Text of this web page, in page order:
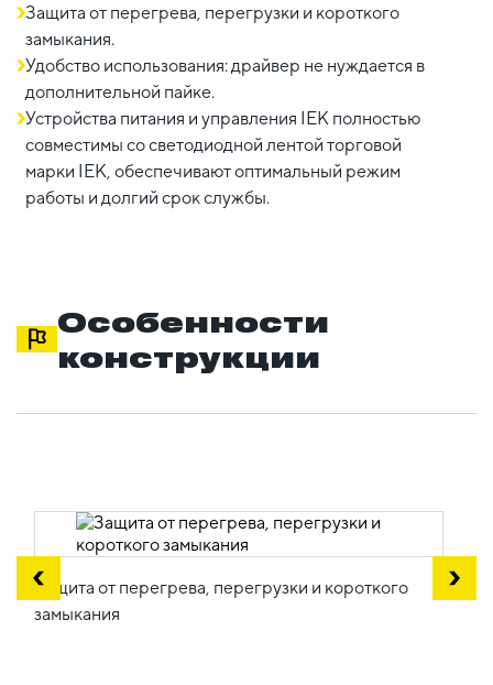
Защита от перегрева, перегрузки и короткого
замыкания.
Удобство использования: драйвер не нуждается в
дополнительной пайке.
Устройства питания и управления IEK полностью
совместимы со светодиодной лентой торговой
марки IEK, обеспечивают оптимальный режим
работы и долгий срок службы.
Особенности
конструкции
Защита от перегрева, перегрузки и короткого
замыкания